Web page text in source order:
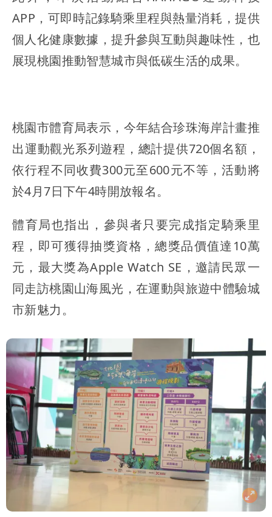
APP，可即時記錄騎乘里程與熱量消耗，提供
個人化健康數據，提升參與互動與趣味性，也
展現桃園推動智慧城市與低碳生活的成果。
桃園市體育局表示，今年結合珍珠海岸計畫推
出運動觀光系列遊程，總計提供720個名額，
依行程不同收費300元至600元不等，活動將
於4月7日下午4時開放報名。
體育局也指出，參與者只要完成指定騎乘里
程，即可獲得抽獎資格，總獎品價值達10萬
元，最大獎為Apple Watch SE，邀請民眾一
同走訪桃園山海風光，在運動與旅遊中體驗城
市新魅力。